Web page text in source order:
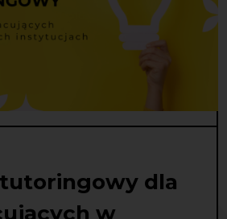
dla
w